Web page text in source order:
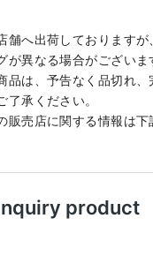
舗へ出荷しておりますが
が異なる場合がございま
品は、予告なく品切れ、
了承ください。
販売店に関する情報は下